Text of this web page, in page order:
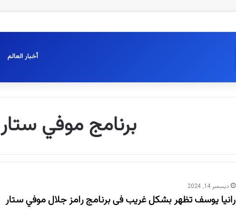
أخبار العالم
برنامج موفي ستار
ديسمبر 14, 2024
رانيا يوسف تظهر بشكل غريب فى برنامج رامز جلال موفي ستار